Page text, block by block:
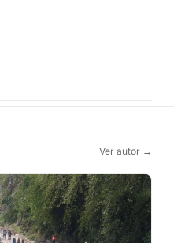
Ver autor →